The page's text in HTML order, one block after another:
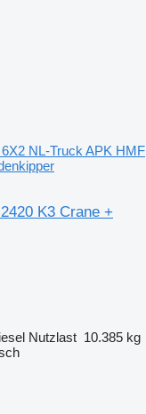
NL-Truck APK HMF
K3 Crane +
Nutzlast 10.385 kg